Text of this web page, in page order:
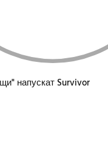
напускат Survivor